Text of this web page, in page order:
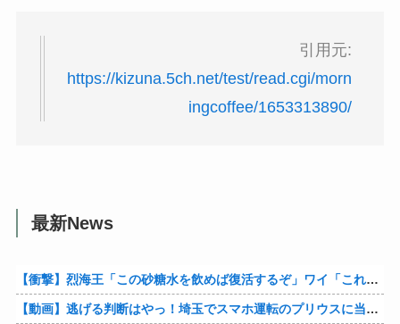
引用元:
https://kizuna.5ch.net/test/read.cgi/morn
ingcoffee/1653313890/
最新News
【衝撃】烈海王「この砂糖水を飲めば復活するぞ」ワイ「これはトンデモ理論やろなぁ」ﾍﾟﾗ←結果ｗｗｗｗ
【動画】逃げる判断はやっ！埼玉でスマホ運転のプリウスに当て逃げされる車載。